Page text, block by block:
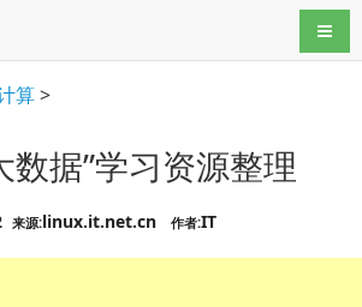
导航
算>
数据”学习资源整理
来源:linux.it.net.cn 作者:IT